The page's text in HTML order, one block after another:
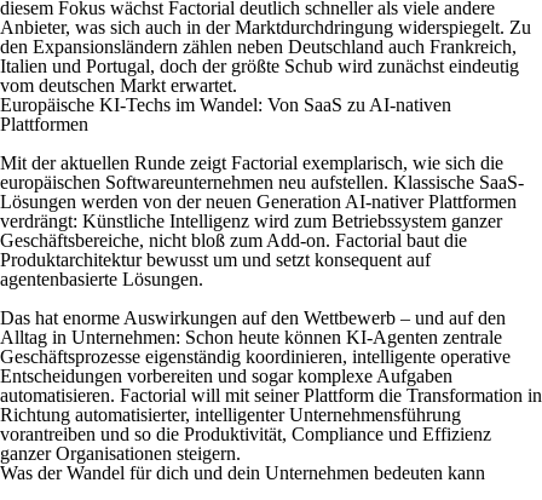
diesem Fokus wächst Factorial deutlich schneller als viele andere
Anbieter, was sich auch in der Marktdurchdringung widerspiegelt. Zu
den Expansionsländern zählen neben Deutschland auch Frankreich,
Italien und Portugal, doch der größte Schub wird zunächst eindeutig
vom deutschen Markt erwartet.
Europäische KI-Techs im Wandel: Von SaaS zu AI-nativen
Plattformen
Mit der aktuellen Runde zeigt Factorial exemplarisch, wie sich die
europäischen Softwareunternehmen neu aufstellen. Klassische SaaS-
Lösungen werden von der neuen Generation AI-nativer Plattformen
verdrängt: Künstliche Intelligenz wird zum Betriebssystem ganzer
Geschäftsbereiche, nicht bloß zum Add-on. Factorial baut die
Produktarchitektur bewusst um und setzt konsequent auf
agentenbasierte Lösungen.
Das hat enorme Auswirkungen auf den Wettbewerb – und auf den
Alltag in Unternehmen: Schon heute können KI-Agenten zentrale
Geschäftsprozesse eigenständig koordinieren, intelligente operative
Entscheidungen vorbereiten und sogar komplexe Aufgaben
automatisieren. Factorial will mit seiner Plattform die Transformation in
Richtung automatisierter, intelligenter Unternehmensführung
vorantreiben und so die Produktivität, Compliance und Effizienz
ganzer Organisationen steigern.
Was der Wandel für dich und dein Unternehmen bedeuten kann